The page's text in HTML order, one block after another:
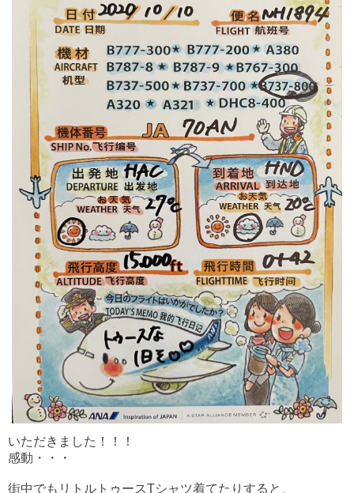
いただきました！！！
感動・・・
街中でもリトルトゥースTシャツ着てたりすると、